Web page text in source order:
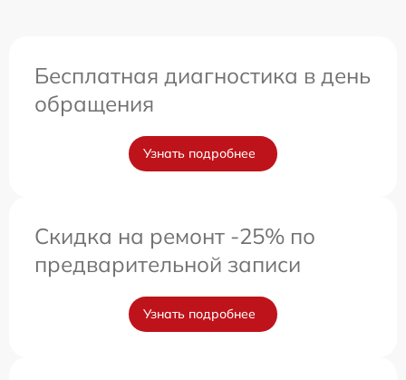
Бесплатная диагностика в день
обращения
Узнать подробнее
Скидка на ремонт -25% по
предварительной записи
Узнать подробнее